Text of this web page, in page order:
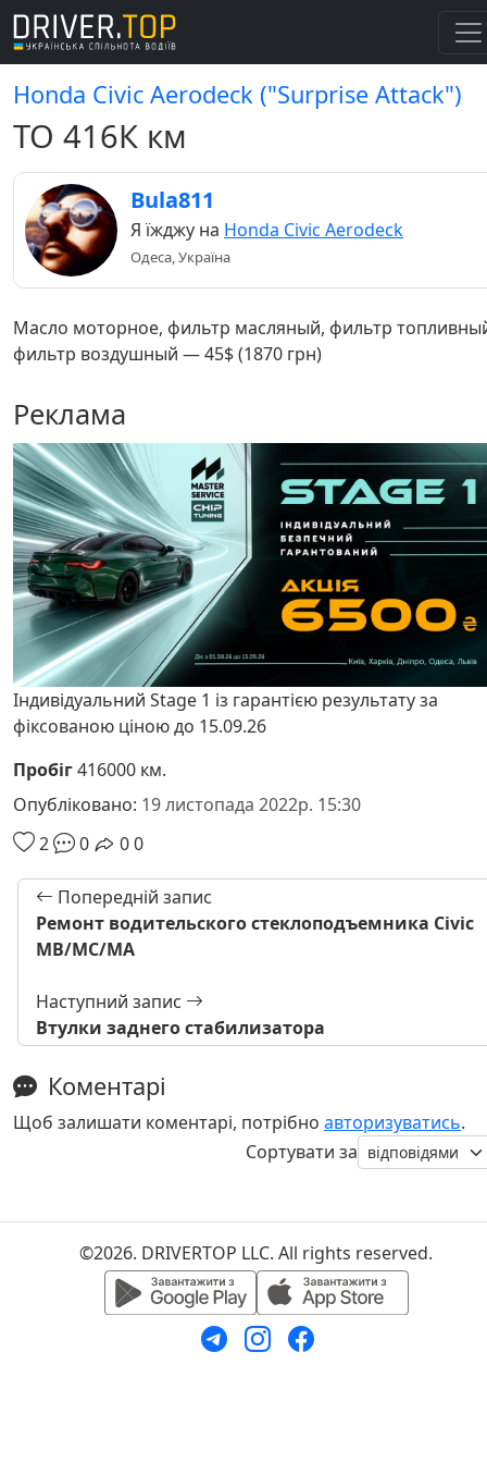
Honda Civic Aerodeck ("Surprise Attack")
ТО 416К км
Bula811
Я їжджу на Honda Civic Aerodeck
Одеса, Україна
Масло моторное, фильтр масляный, фильтр
фильтр воздушный — 45$ (1870 грн)
Реклама
Індивідуальний Stage 1 із гарантією результату за
фіксованою ціною до 15.09.26
Пробіг416000 км.
Опубліковано: 19 листопада 2022р. 15:30
2
0 00
Попередній запис
Ремонт водительского стеклоподъемника Civic
MB/MC/MA
Наступний запис
Втулки заднего стабилизатора
Коментарі
Щоб залишати коментарі, потрібно авторизуватись.
Сортувати за
©2026. DRIVERTOP LLC. All rights reserved.